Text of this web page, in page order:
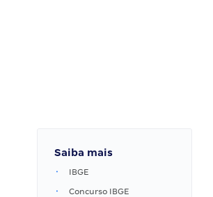
Saiba mais
IBGE
Concurso IBGE